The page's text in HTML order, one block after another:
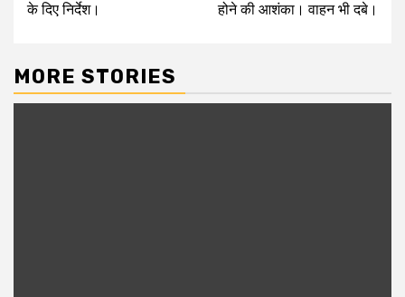
के दिए निर्देश।
होने की आशंका। वाहन भी दबे।
MORE STORIES